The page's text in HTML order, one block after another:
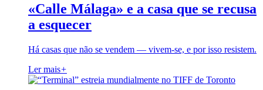
«Calle Málaga» e a casa que se recusa
a esquecer
Há casas que não se vendem — vivem-se, e por isso resistem.
Ler mais+